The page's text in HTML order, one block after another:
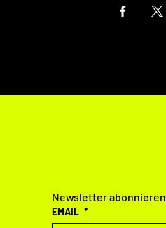
Newsletter abonnieren
EMAIL *